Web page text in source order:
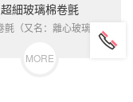
超細玻璃棉卷氈
玻璃棉卷氈（又名：離心玻璃棉氈、玻璃保溫棉、離心玻璃棉等）一...
MORE